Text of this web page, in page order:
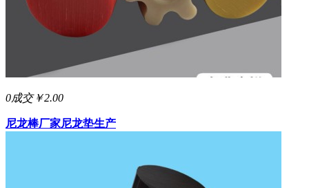
0成交￥2.00
尼龙棒厂家尼龙垫生产